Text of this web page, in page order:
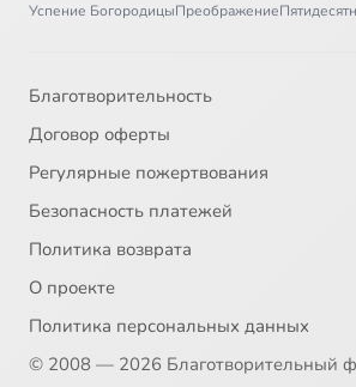
Успение БогородицыПреображение
Благотворительность
Договор оферты
Регулярные пожертвования
Безопасность платежей
Политика возврата
О проекте
Политика персональных данных
© 2008 — 2026 Благотворительный